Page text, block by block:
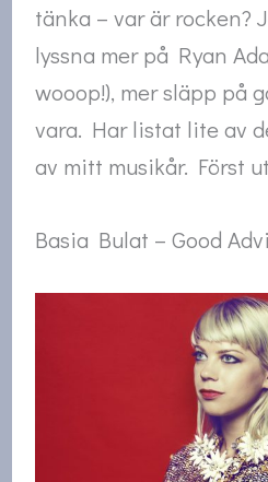
tänka – var är rocken?
lyssna mer på Ryan
wooop!), mer släpp på
vara. Har listat lite av
av mitt musikår. Först
Basia Bulat – Good